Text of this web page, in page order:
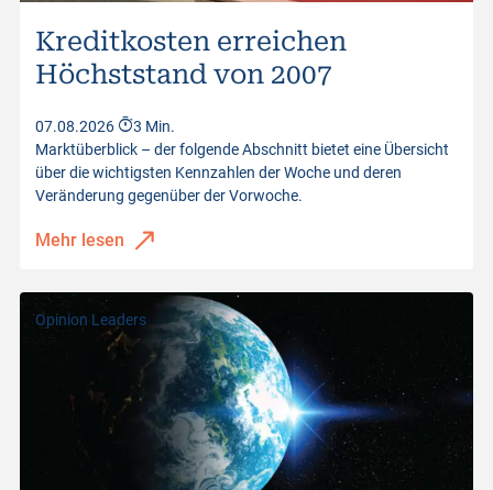
Kreditkosten erreichen
Höchststand von 2007
07.08.2026
3 Min.
Marktüberblick – der folgende Abschnitt bietet eine Übersicht
über die wichtigsten Kennzahlen der Woche und deren
Veränderung gegenüber der Vorwoche.
Mehr lesen
Opinion Leaders